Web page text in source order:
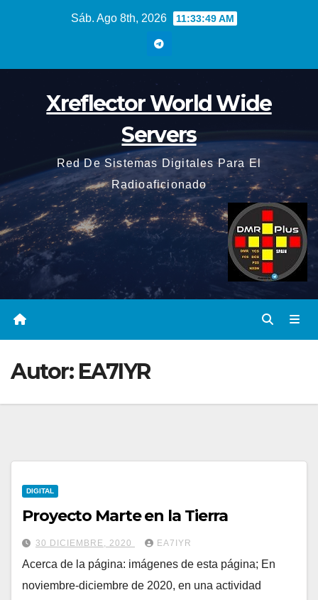
Sáb. Ago 8th, 2026 11:33:50 AM
Xreflector World Wide
Servers
Red De Sistemas Digitales Para El
Radioaficionado
Autor: EA7IYR
DIGITAL
Proyecto Marte en la Tierra
30 DICIEMBRE, 2020 EA7IYR
Acerca de la página: imágenes de esta página; En
noviembre-diciembre de 2020, en una actividad